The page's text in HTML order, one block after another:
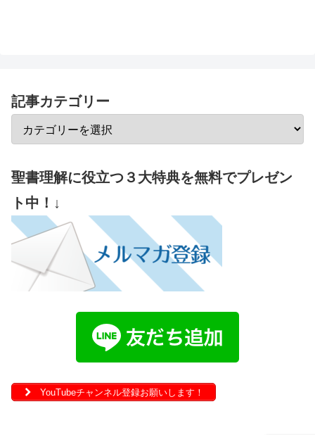
記事カテゴリー
聖書理解に役立つ３大特典を無料でプレゼン
ト中！↓
YouTubeチャンネル登録お願いします！